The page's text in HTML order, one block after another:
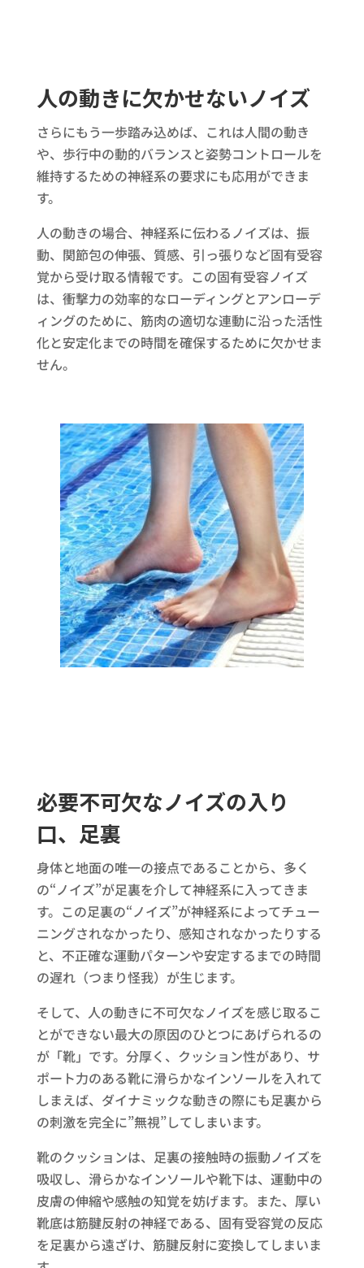
人の動きに欠かせないノイズ
さらにもう一歩踏み込めば、これは人間の動き
や、歩行中の動的バランスと姿勢コントロールを
維持するための神経系の要求にも応用ができま
す。
人の動きの場合、神経系に伝わるノイズは、振
動、関節包の伸張、質感、引っ張りなど固有受容
覚から受け取る情報です。この固有受容ノイズ
は、衝撃力の効率的なローディングとアンローデ
ィングのために、筋肉の適切な連動に沿った活性
化と安定化までの時間を確保するために欠かせま
せん。
必要不可欠なノイズの入り
口、足裏
身体と地面の唯一の接点であることから、多く
の“ノイズ”が足裏を介して神経系に入ってきま
す。この足裏の“ノイズ”が神経系によってチュー
ニングされなかったり、感知されなかったりする
と、不正確な運動パターンや安定するまでの時間
の遅れ（つまり怪我）が生じます。
そして、人の動きに不可欠なノイズを感じ取るこ
とができない最大の原因のひとつにあげられるの
が「靴」です。分厚く、クッション性があり、サ
ポート力のある靴に滑らかなインソールを入れて
しまえば、ダイナミックな動きの際にも足裏から
の刺激を完全に”無視”してしまいます。
靴のクッションは、足裏の接触時の振動ノイズを
吸収し、滑らかなインソールや靴下は、運動中の
皮膚の伸縮や感触の知覚を妨げます。また、厚い
靴底は筋腱反射の神経である、固有受容覚の反応
を足裏から遠ざけ、筋腱反射に変換してしまいま